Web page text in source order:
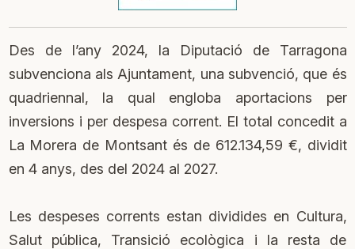
Des de l’any 2024, la Diputació de Tarragona
subvenciona als Ajuntament, una subvenció, que és
quadriennal, la qual engloba aportacions per
inversions i per despesa corrent. El total concedit a
La Morera de Montsant és de 612.134,59 €, dividit
en 4 anys, des del 2024 al 2027.
Les despeses corrents estan dividides en Cultura,
Salut pública, Transició ecològica i la resta de